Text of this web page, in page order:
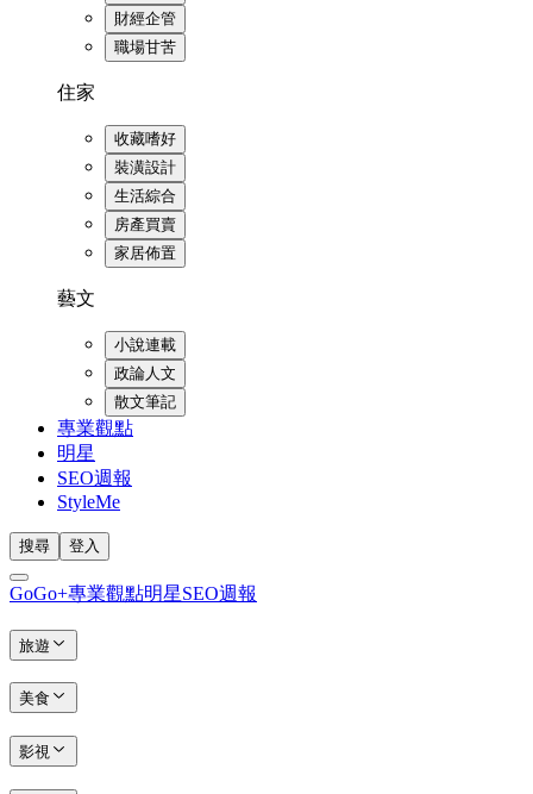
財經企管
職場甘苦
住家
收藏嗜好
裝潢設計
生活綜合
房產買賣
家居佈置
藝文
小說連載
政論人文
散文筆記
專業觀點
明星
SEO週報
StyleMe
搜尋 登入
GoGo+專業觀點明星SEO週報
旅遊
美食
影視